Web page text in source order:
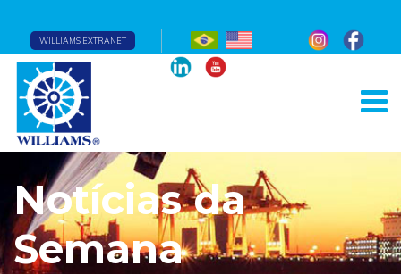
WILLIAMS EXTRANET
Notícias da
Semana